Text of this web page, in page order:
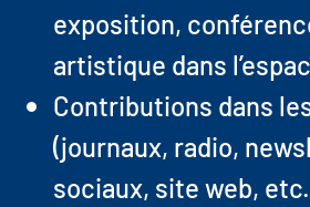
exposition,
artistique dans
Contributions dans
(journaux, radio,
sociaux, site web,